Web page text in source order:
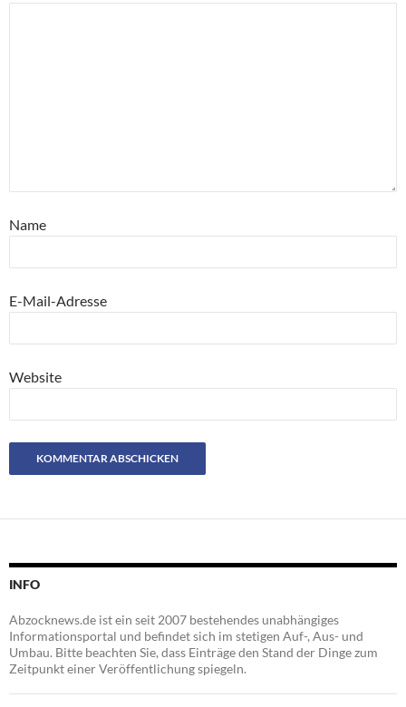
Name
E-Mail-Adresse
Website
INFO
Abzocknews.de ist ein seit 2007 bestehendes unabhängiges
Informationsportal und befindet sich im stetigen Auf-, Aus- und
Umbau. Bitte beachten Sie, dass Einträge den Stand der Dinge zum
Zeitpunkt einer Veröffentlichung spiegeln.